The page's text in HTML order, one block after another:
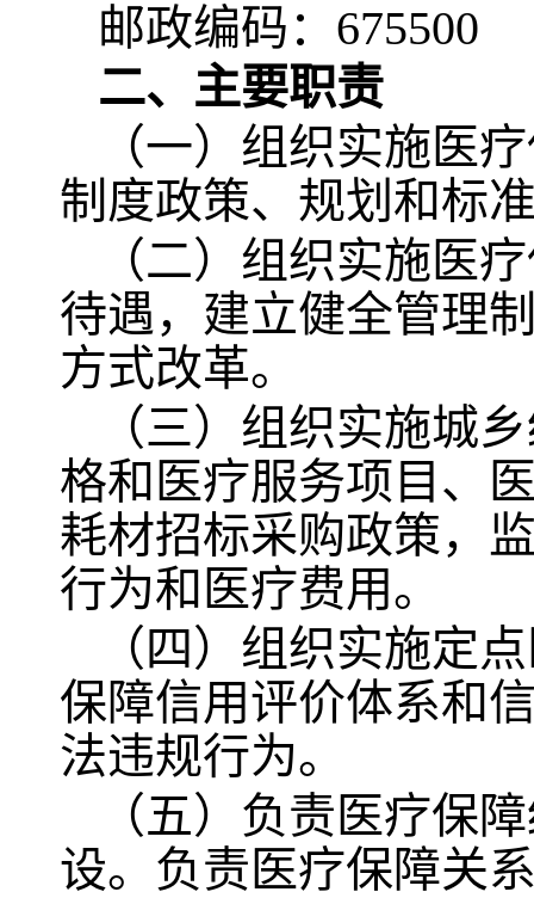
邮政编码：675500
二、主要职责
（一）组织实施医
制度政策、规划和标
（二）组织实施医
待遇，建立健全管理
方式改革。
（三）组织实施城
格和医疗服务项目、
耗材招标采购政策，
行为和医疗费用。
（四）组织实施定
保障信用评价体系和
法违规行为。
（五）负责医疗保
设。负责医疗保障关